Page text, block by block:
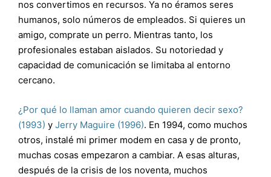
nos convertimos en recursos. Ya no éramos seres
humanos, solo números de empleados. Si quieres un
amigo, comprate un perro. Mientras tanto, los
profesionales estaban aislados. Su notoriedad y
capacidad de comunicación se limitaba al entorno
cercano.
¿Por qué lo llaman amor cuando quieren decir sexo?
(1993) y Jerry Maguire (1996). En 1994, como muchos
otros, instalé mi primer modem en casa y de pronto,
muchas cosas empezaron a cambiar. A esas alturas,
después de la crisis de los noventa, muchos